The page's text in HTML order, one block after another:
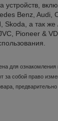
устройств,
Benz, Audi,
а так же
Pioneer &
для ознакомления
за собой право